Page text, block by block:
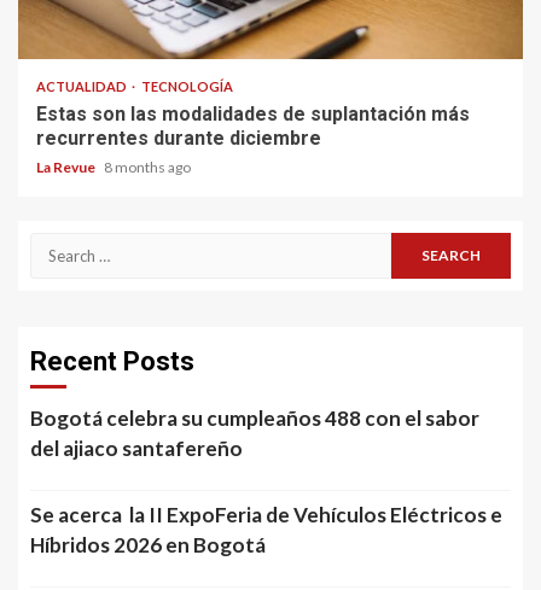
ACTUALIDAD TECNOLOGÍA
Estas son las modalidades de suplantación más
recurrentes durante diciembre
La Revue 8 months ago
Search
Recent Posts
Bogotá celebra su cumpleaños 488 con el sabor
del ajiaco santafereño
Se acerca la II ExpoFeria de Vehículos Eléctricos e
Híbridos 2026 en Bogotá